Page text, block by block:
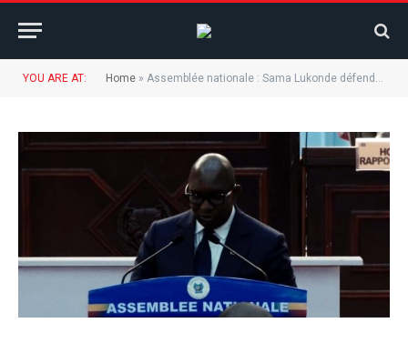
YOU ARE AT: Home » Assemblée nationale : Sama Lukonde défend un budget de 20,107 milliards FC (soit USD 10 milliards) pour l’exercice 2022.